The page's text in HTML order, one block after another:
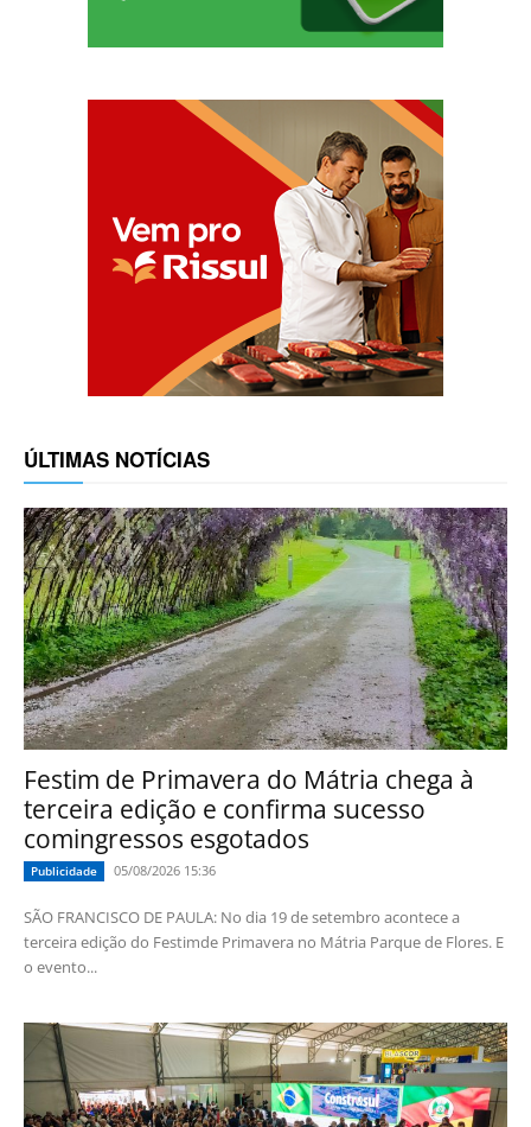
ÚLTIMAS NOTÍCIAS
Festim de Primavera do Mátria chega à
terceira edição e confirma sucesso
comingressos esgotados
Publicidade 05/08/2026 15:36
SÃO FRANCISCO DE PAULA: No dia 19 de setembro acontece a
terceira edição do Festimde Primavera no Mátria Parque de Flores. E
o evento...